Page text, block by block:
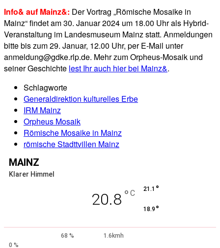
Info& auf Mainz&: Der Vortrag „Römische Mosaike in
Mainz“ findet am 30. Januar 2024 um 18.00 Uhr als Hybrid-
Veranstaltung im Landesmuseum Mainz statt. Anmeldungen
bitte bis zum 29. Januar, 12.00 Uhr, per E-Mail unter
anmeldung@gdke.rlp.de. Mehr zum Orpheus-Mosaik und
seiner Geschichte lest Ihr auch hier bei Mainz&.
Schlagworte
Generaldirektion kulturelles Erbe
IRM Mainz
Orpheus Mosaik
Römische Mosaike in Mainz
römische Stadttvillen Mainz
MAINZ
Klarer Himmel
20.8 ° C 21.1 °
18.9 °
68 %
1.6kmh
0 %